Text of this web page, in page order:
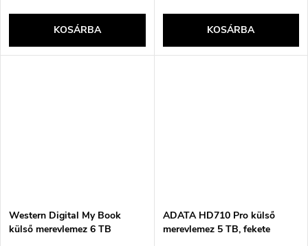
KOSÁRBA KOSÁRBA
Western Digital My Book
külső merevlemez 6 TB
ADATA HD710 Pro külső
merevlemez 5 TB, fekete